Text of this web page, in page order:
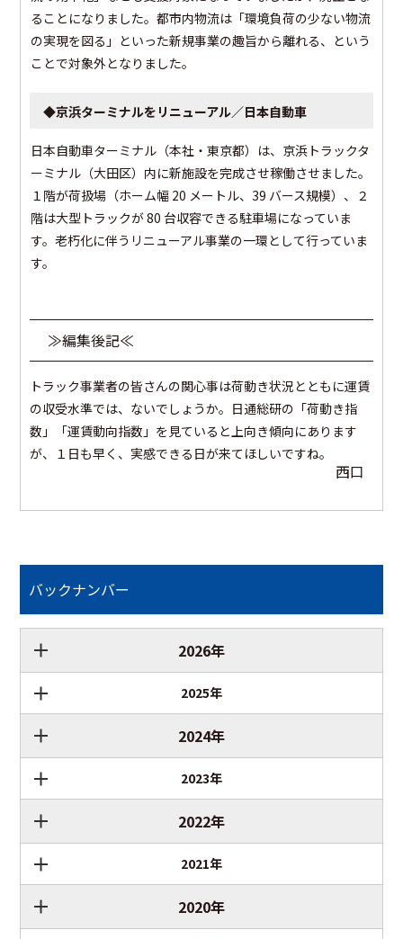
ることになりました。都市内物流は「環境負荷の少ない物流
の実現を図る」といった新規事業の趣旨から離れる、という
ことで対象外となりました。
◆京浜ターミナルをリニューアル／日本自動車
日本自動車ターミナル（本社・東京都）は、京浜トラックタ
ーミナル（大田区）内に新施設を完成させ稼働させました。
１階が荷扱場（ホーム幅 20 メートル、39 バース規模）、２
階は大型トラックが 80 台収容できる駐車場になっていま
す。老朽化に伴うリニューアル事業の一環として行っていま
す。
≫編集後記≪
トラック事業者の皆さんの関心事は荷動き状況とともに運賃
の収受水準では、ないでしょうか。日通総研の「荷動き指
数」「運賃動向指数」を見ていると上向き傾向にあります
が、１日も早く、実感できる日が来てほしいですね。
西口
バックナンバー
2026年
2025年
2024年
2023年
2022年
2021年
2020年